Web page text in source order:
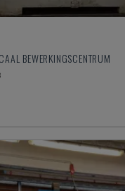
BEWERKINGSCENTRUM